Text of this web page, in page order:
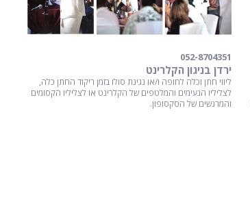
052-8704351
ירדן בניגון הקלרינט
ליווי חתן וכלה לחופה ו/או נגינת סולו בזמן ריקוד החתן כלה,
לצליליו הנעימים והמלטפים של הקלרינט או לצליליו הקסומים
והמרגשים של הסקסופון.